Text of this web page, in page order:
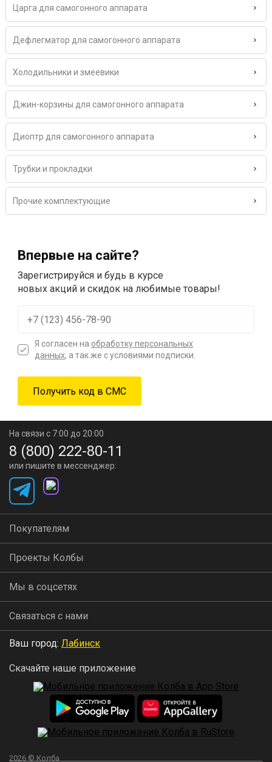
Царга для самогонного аппарата
Дефлегматор для самогонного аппарата
Холодильники и змеевики
Джин-корзины для самогонного аппарата
Диоптр для самогонного аппарата
Трубки и прокладки
Прочие комплектующие
Впервые на сайте?
Зарегистрируйся и будь в курсе
новых акций и скидок на любимые товары!
Я согласен на обработку персональных
данных, а так же с условиями подписки.
На связи с 7:00 до 20:00
8 (800) 222-80-11
или пишите в мессенджер:
Покупателям
Проекты Колбы
Мы в соцсетях
Связаться с нами
Ваш город: Лабинск
Скачайте наше приложение
2026 © Колба